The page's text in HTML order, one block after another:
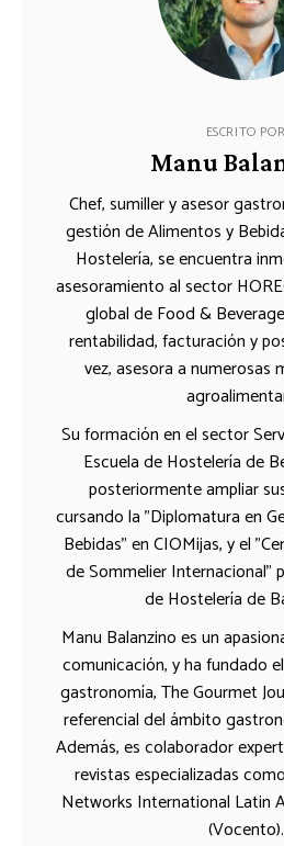
ESCRITO POR
Manu
Chef, sumiller y asesor
gestión de Alimentos y
Hostelería, se encuentra
asesoramiento al sector
global de Food &
rentabilidad, facturación y
vez, asesora a numerosas
Su formación en el sector
Escuela de Hostelería de
posteriormente ampliar
cursando la "Diplomatura en
Bebidas" en CIOMijas, y el
de Sommelier Internacional"
de Hostelería de
Manu Balanzino es un
comunicación, y ha fundado
gastronomía, The Gourmet
referencial del ámbito
Además, es colaborador
revistas especializadas
Networks International Latin
(Vocento).